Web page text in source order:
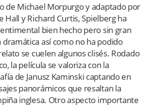
de Michael Morpurgo y adaptado por
Hall y Richard Curtis, Spielberg ha
bien hecho pero sin gran
así como no ha podido
se cuelen algunos clisés. Rodado
la película se valoriza con la
de Janusz Kaminski captando en
panorámicos que resaltan la
inglesa. Otro aspecto importante